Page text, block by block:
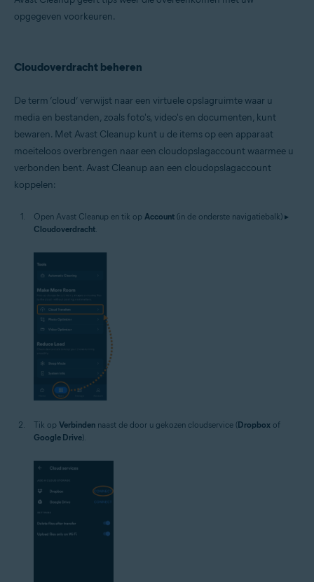
opgegeven voorkeuren.
Cloudoverdracht beheren
De term ‘cloud’ verwijst naar een virtuele opslagruimte waar u
media en bestanden, zoals foto's, video's en documenten, kunt
bewaren. Met Avast Cleanup kunt u de items op een apparaat
moeiteloos overbrengen naar een cloudopslagaccount waarmee u
verbonden bent. Avast Cleanup aan een cloudopslagaccount
koppelen:
Open Avast Cleanup en tik op Account (in de onderste navigatiebalk) ▸
Cloudoverdracht
Tik op Verbinden naast de door u gekozen cloudservice (Dropbox of
Google Drive).